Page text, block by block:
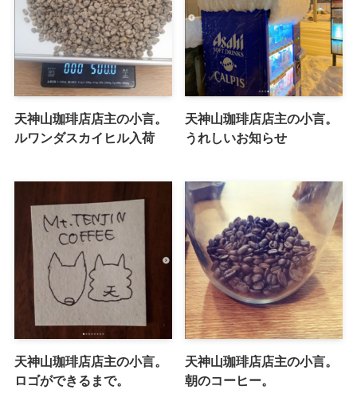
天神山珈琲店店主の小言。
ルワンダスカイヒル入荷
天神山珈琲店店主の小言。
うれしいお知らせ
天神山珈琲店店主の小言。
ロゴができるまで。
天神山珈琲店店主の小言。
朝のコーヒー。